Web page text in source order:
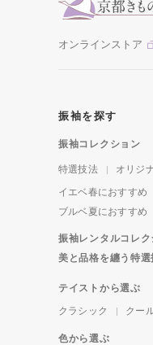
オンラインストア
振袖を探す
振袖コレクション
特選技法 オリジ
イエベ春におすすめ
ブルベ夏におすすめ
振袖レンタルコレク
美と品格を纏う特
テイストから選ぶ
クラシック
クー
色から選ぶ